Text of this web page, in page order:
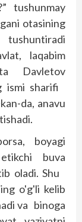
tushunmay
otasining
laqabim
Davletov
ismi sharifi
da, anavu
boyagi
etikchi buva
oladi. Shu
o'g'li kelib
va binoga